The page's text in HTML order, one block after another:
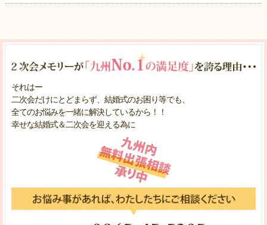
それはー
二次会だけにとどまらず、結婚式のお困り等でも、
全てのお悩みを一緒に解決しているから！！
幸せな結婚式＆二次会を迎える為に